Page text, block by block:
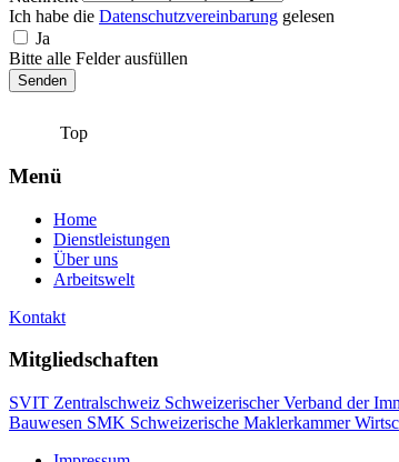
Ich habe die Datenschutzvereinbarung gelesen
Ja
Bitte alle Felder ausfüllen
Senden
Top
Menü
Home
Dienstleistungen
Über uns
Arbeitswelt
Kontakt
Mitgliedschaften
SVIT Zentralschweiz Schweizerischer Verband der
Bauwesen SMK Schweizerische Maklerkammer